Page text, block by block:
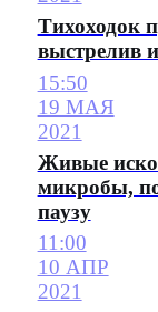
Тихоходок
выстрелив
15:50
19 МАЯ
2021
Живые
микробы,
паузу
11:00
10 АПР
2021